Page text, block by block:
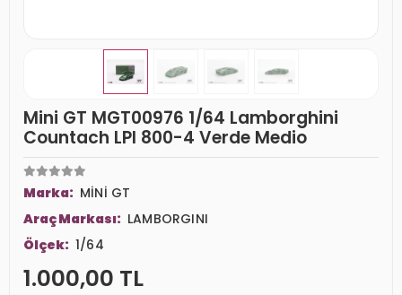
Mini GT MGT00976 1/64 Lamborghini
Countach LPI 800-4 Verde Medio
Marka: MİNİ GT
Araç Markası: LAMBORGINI
Ölçek: 1/64
1.000,00 TL